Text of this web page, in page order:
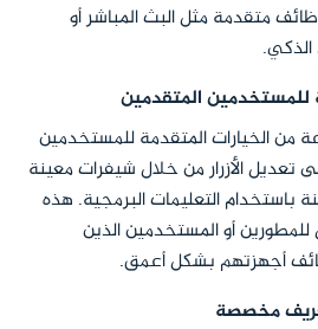
متقدمة مثل البث المباشر أو
للمستخدمين المتقدمين
من الخيارات المتقدمة للمستخدمين
تعديل الأزرار من خلال شيفرات معينة
التعليمات البرمجية. هذه
أو المستخدمين الذين
أجهزتهم بشكل أعمق.
مخصصة